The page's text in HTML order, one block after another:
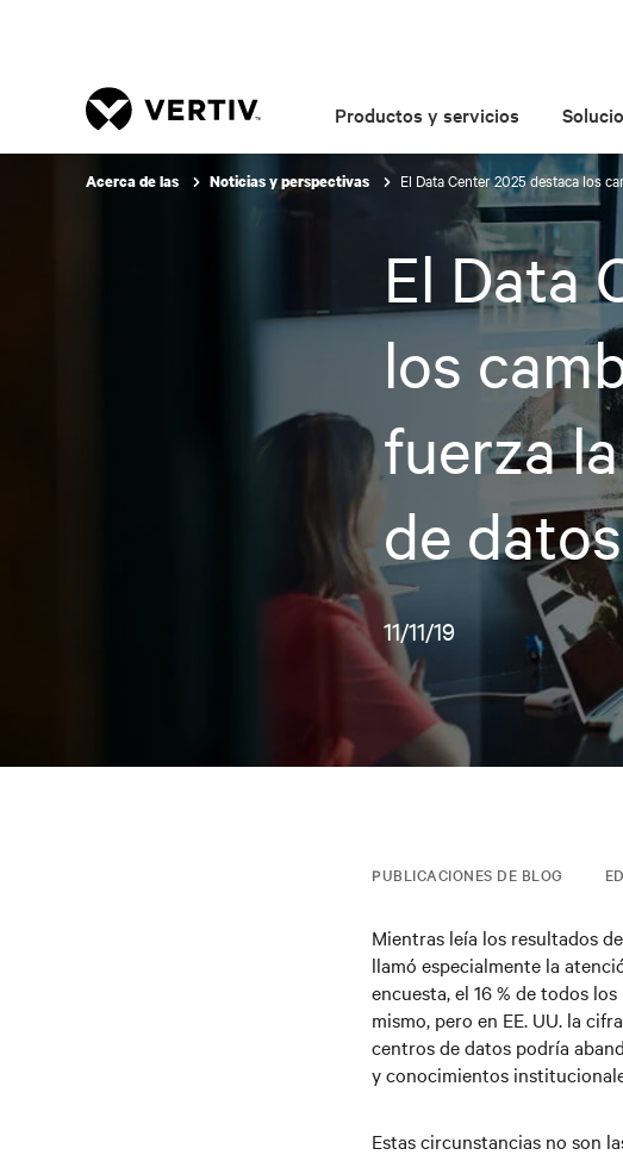
Productos y servicios
Acerca de las Noticias y perspectivas El Data Center 2025 destaca los
El Data
los
fuerza
de datos
11/11/19
PUBLICACIONES DE BLOG
Mientras leía los resultados
llamó especialmente la
encuesta, el 16 % de todos
mismo, pero en EE. UU. la
centros de datos podría
y conocimientos
Estas circunstancias no son